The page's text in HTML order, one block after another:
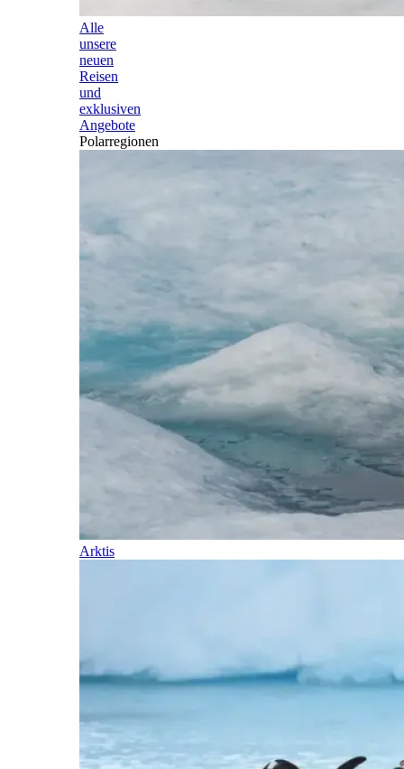
Alle
unsere
neuen
Reisen
und
exklusiven
Angebote
Polarregionen
Arktis